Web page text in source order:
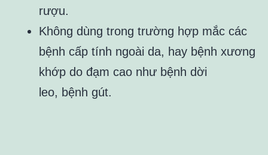
rượu.
Không dùng trong trường hợp mắc các
bệnh cấp tính ngoài da, hay bệnh xương
khớp do đạm cao như bệnh dời
leo, bệnh gút.